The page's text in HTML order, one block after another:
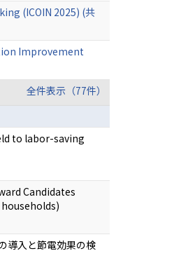
(ICOIN 2025) (共
Improvement
全件表示（77件）
to labor-saving
Candidates
導入と節電効果の検